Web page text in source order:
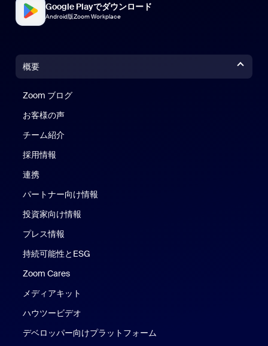
Google Playでダウンロード
Android版Zoom Workplace
概要
Zoom ブログ
お客様の声
チーム紹介
採用情報
連携
パートナー向け情報
投資家向け情報
プレス情報
持続可能性とESG
Zoom Cares
メディアキット
ハウツービデオ
デベロッパー向けプラットフォーム